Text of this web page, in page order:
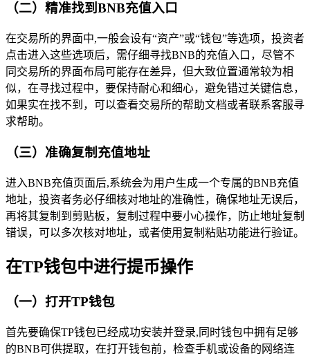
（二）精准找到BNB充值入口
在交易所的界面中,一般会设有“资产”或“钱包”等选项，投资者
点击进入这些选项后，需仔细寻找BNB的充值入口，尽管不
同交易所的界面布局可能存在差异，但大致位置通常较为相
似，在寻找过程中，要保持耐心和细心，避免错过关键信息，
如果实在找不到，可以查看交易所的帮助文档或者联系客服寻
求帮助。
（三）准确复制充值地址
进入BNB充值页面后,系统会为用户生成一个专属的BNB充值
地址，投资者务必仔细核对地址的准确性，确保地址无误后，
再将其复制到剪贴板，复制过程中要小心操作，防止地址复制
错误，可以多次核对地址，或者使用复制粘贴功能进行验证。
在TP钱包中进行提币操作
（一）打开TP钱包
首先要确保TP钱包已经成功安装并登录,同时钱包中拥有足够
的BNB可供提取，在打开钱包前，检查手机或设备的网络连